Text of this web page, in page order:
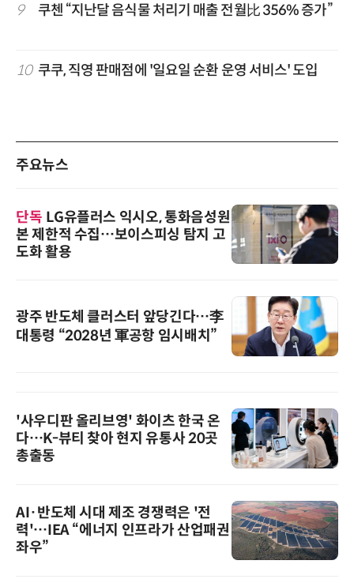
9 쿠첸 “지난달 음식물 처리기 매출 전월比 356% 증가”
10 쿠쿠, 직영 판매점에 '일요일 순환 운영 서비스' 도입
주요뉴스
단독 LG유플러스 익시오, 통화음성원
본 제한적 수집…보이스피싱 탐지 고
도화 활용
광주 반도체 클러스터 앞당긴다…李
대통령 “2028년 軍공항 임시배치”
'사우디판 올리브영' 화이츠 한국 온
다…K-뷰티 찾아 현지 유통사 20곳
총출동
AI·반도체 시대 제조 경쟁력은 '전
력'…IEA “에너지 인프라가 산업패권
좌우”